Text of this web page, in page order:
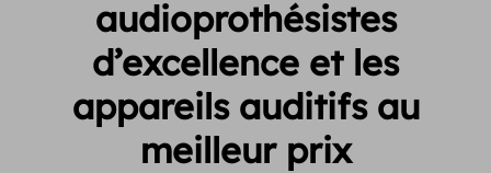
audioprothésistes
d’excellence etles
appareils auditifs au
meilleur prix